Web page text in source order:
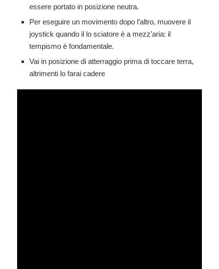
essere portato in posizione neutra.
Per eseguire un movimento dopo l’altro, muovere il
joystick quando il lo sciatore è a mezz’aria: il
tempismo è fondamentale.
Vai in posizione di atterraggio prima di toccare terra,
altrimenti lo farai cadere